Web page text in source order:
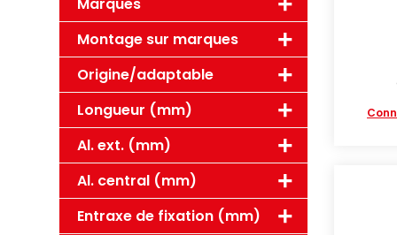
Montage sur marques
Origine/adaptable
Longueur (mm)
Al. ext. (mm)
Al. central (mm)
Entraxe de fixation (mm)